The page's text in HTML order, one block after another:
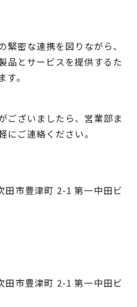
緊密な連携を図りながら、
品とサービスを提供するた
。
ございましたら、営業部ま
にご連絡ください。
田市豊津町 2-1 第一中田ビ
田市豊津町 2-1 第一中田ビ